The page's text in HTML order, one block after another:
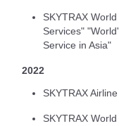
SKYTRAX
Services"
Service in Asia"
2022
SKYTRAX
SKYTRAX